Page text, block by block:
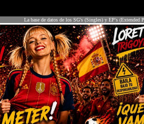
La base de datos de los SG's (Singles) y EP's (Extended